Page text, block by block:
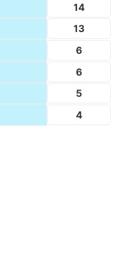
14
13
6
6
5
4